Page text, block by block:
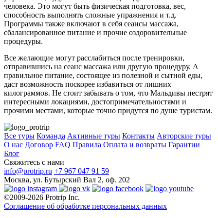
человека. Это могут быть физическая подготовка, вес,
способность выполнять сложные упражнения и т.д.
Программы также включают в себя сеансы массажа,
сбалансированное питание и прочие оздоровительные
процедуры.
Все желающие могут расслабиться после тренировки,
отправившись на сеанс массажа или другую процедуру. А
правильное питание, состоящее из полезной и сытной еды,
даст возможность поскорее избавиться от лишних
килограммов. Не стоит забывать о том, что Мальдивы пестрят
интересными локациями, достопримечательностями и
прочими местами, которые точно придутся по душе туристам.
Все туры Команда Активные туры Контакты Авторские туры
О нас Договор FAQ Правила Оплата и возвраты Гарантии
Блог
Свяжитесь с нами
info@protrip.ru +7 967 047 91 59
Москва, ул. Бутырский Вал 2, оф. 202
©2009-2026 Protrip Inc.
Соглашение об обработке персональных данных